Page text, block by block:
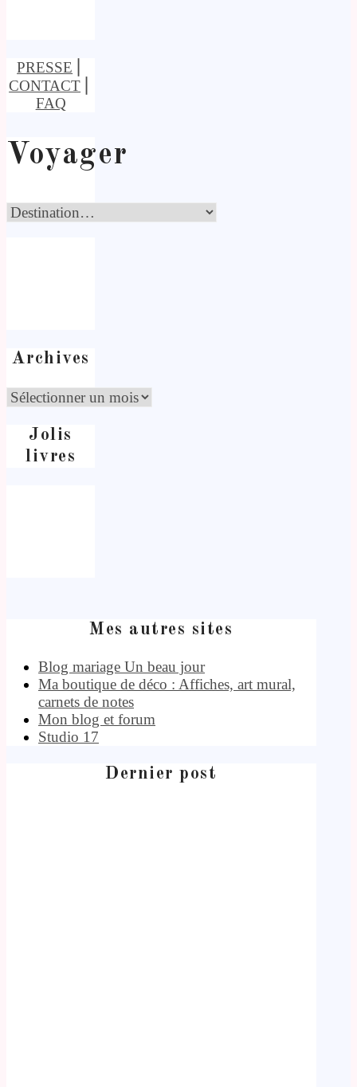
PRESSE
CONTACT
FAQ
Voyager
Archives
Jolis
livres
Mes autres sites
Blog mariage Un beau jour
Ma boutique de déco : Affiches, art mural,
carnets de notes
Mon blog et forum
Studio 17
Dernier post